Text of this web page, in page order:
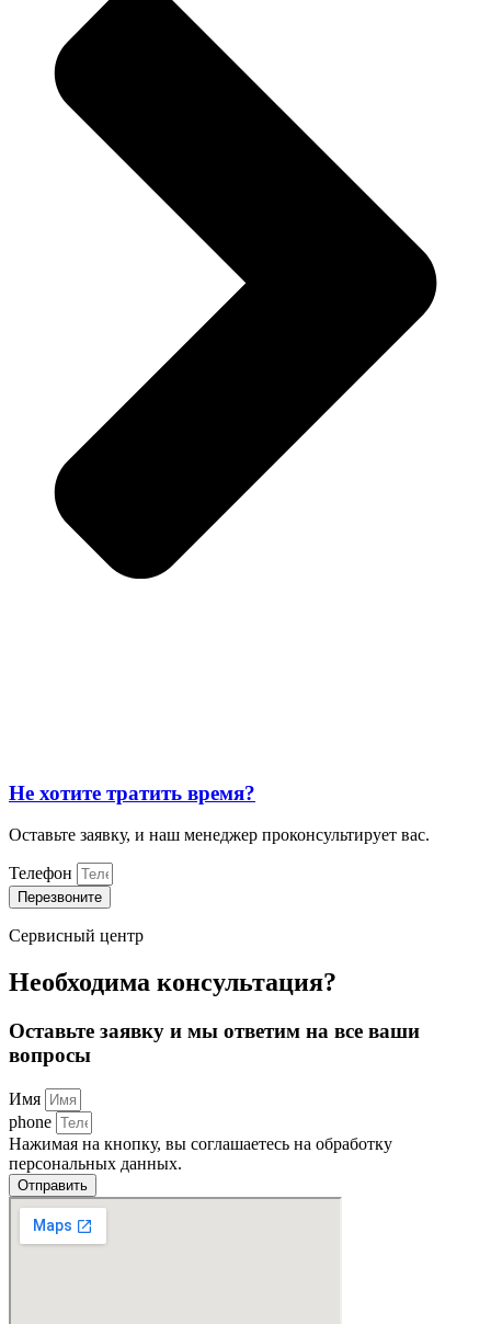
Не хотите тратить время?
Оставьте заявку, и наш менеджер проконсультирует вас.
Телефон
Перезвоните
Сервисный центр
Необходима консультация?
Оставьте заявку и мы ответим на все ваши
вопросы
Имя
phone
Нажимая на кнопку, вы соглашаетесь на обработку
персональных данных.
Отправить